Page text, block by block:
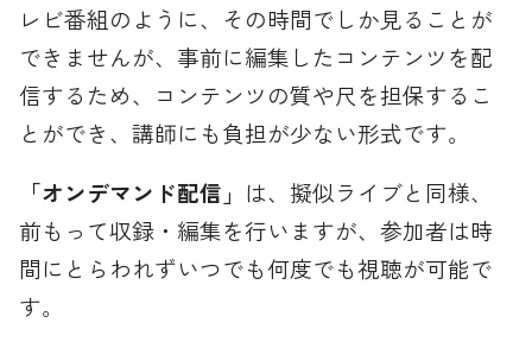
レビ番組のように、その時間でしか見ることが
できませんが、事前に編集したコンテンツを配
信するため、コンテンツの質や尺を担保するこ
とができ、講師にも負担が少ない形式です。
「オンデマンド配信」 は、擬似ライブと同様、
前もって収録・編集を行いますが、参加者は時
間にとらわれずいつでも何度でも視聴が可能で
す。